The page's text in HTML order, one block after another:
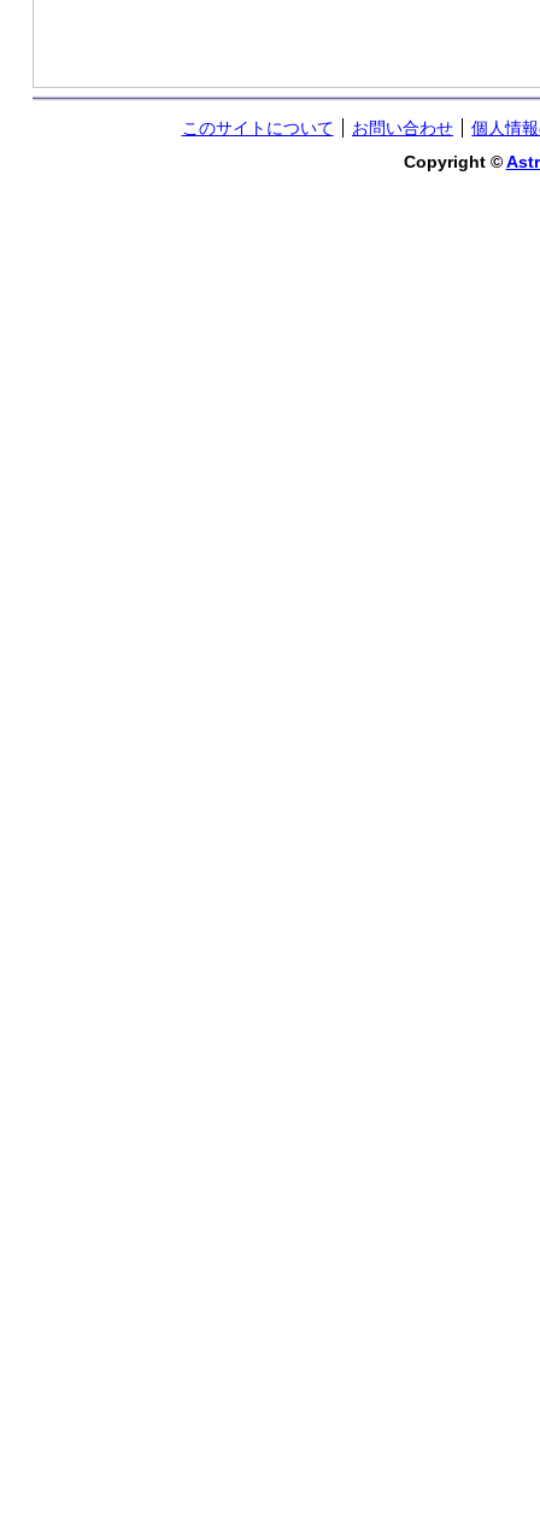
このサイトについて お問い合わせ
個人情
Copyright ©